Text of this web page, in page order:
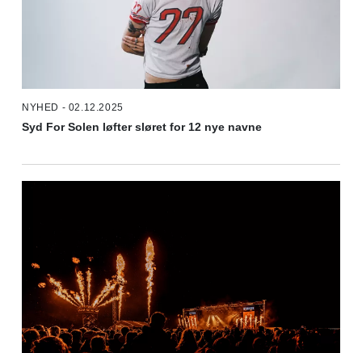
NYHED - 02.12.2025
Syd For Solen løfter sløret for 12 nye navne